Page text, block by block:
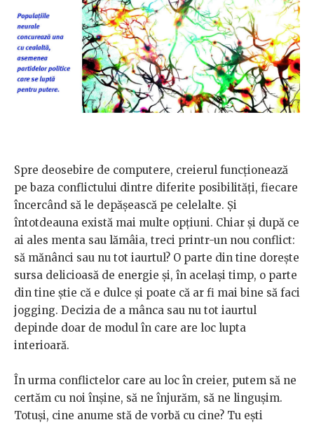
Spre deosebire de computere, creierul funcţionează
pe baza conflictului dintre diferite posibilităţi, fiecare
încercând să le depăşească pe celelalte. Şi
întotdeauna există mai multe opţiuni. Chiar şi după ce
ai ales menta sau lămâia, treci printr-un nou conflict:
să mănânci sau nu tot iaurtul? O parte din tine doreşte
sursa delicioasă de energie şi, în acelaşi timp, o parte
din tine ştie că e dulce şi poate că ar fi mai bine să faci
jogging. Decizia de a mânca sau nu tot iaurtul
depinde doar de modul în care are loc lupta
interioară.
În urma conflictelor care au loc în creier, putem să ne
certăm cu noi înşine, să ne înjurăm, să ne linguşim.
Totuşi, cine anume stă de vorbă cu cine? Tu eşti